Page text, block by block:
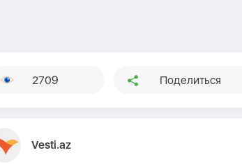
2709 Поделиться
Vesti.az